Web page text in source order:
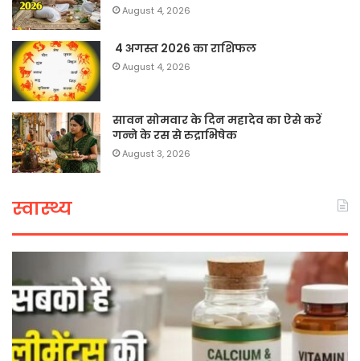
August 4, 2026
4 अगस्त 2026 का राशिफल
August 4, 2026
सावन सोमवार के दिन महादेव का ऐसे करें
गन्ने के रस से रुद्राभिषेक
August 3, 2026
स्वास्थ्य